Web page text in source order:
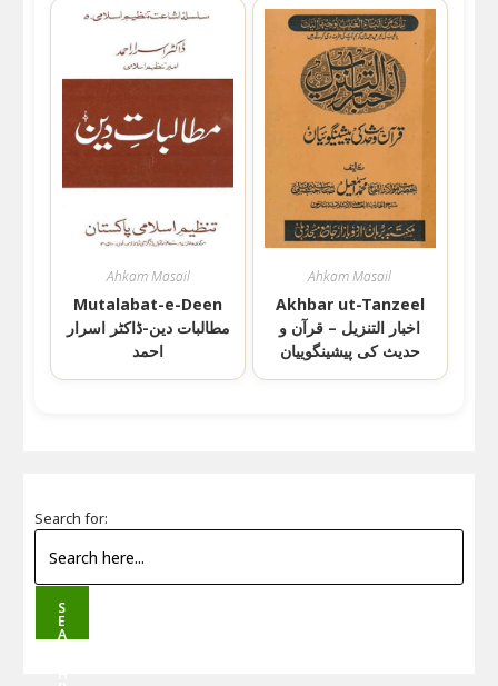
Ahkam Masail
Mutalabat-e-Deen
مطالبات دین-ڈاکٹر اسرار
احمد
Ahkam Masail
Akhbar ut-Tanzeel
اخبار التنزیل – قرآن و
حدیث کی پیشینگوییان
Search for:
S
E
A